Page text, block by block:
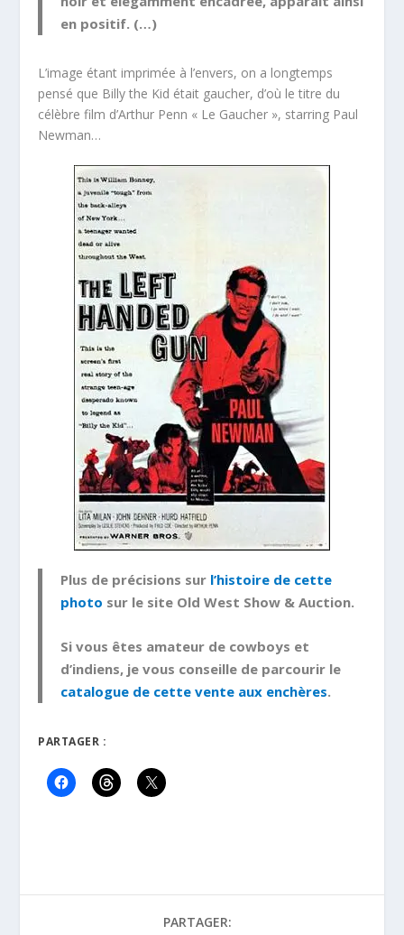
en positif. (…)
L’image étant imprimée à l’envers, on a longtemps
pensé que Billy the Kid était gaucher, d’où le titre du
célèbre film d’Arthur Penn « Le Gaucher », starring Paul
Newman…
Plus de précisions sur l’histoire de cette
photo sur le site Old West Show & Auction.
Si vous êtes amateur de cowboys et
d’indiens, je vous conseille de parcourir le
catalogue de cette vente aux enchères.
PARTAGER :
PARTAGER: